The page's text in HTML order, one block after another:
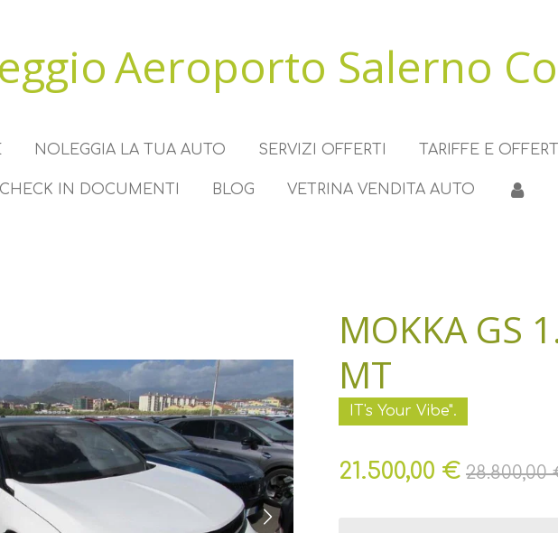
Aeroporto Salerno
NOLEGGIA LA TUA AUTO SERVIZI OFFERTI TARIFFE E
CHECK IN DOCUMENTI BLOG VETRINA VENDITA AUTO
MOKKA GS
MT
IT's Your Vibe".
21.500,00 € 28.800,00